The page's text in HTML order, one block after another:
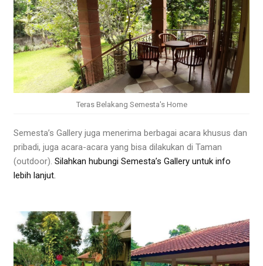
Teras Belakang Semesta's Home
Semesta’s Gallery juga menerima berbagai acara khusus dan
pribadi, juga acara-acara yang bisa dilakukan di Taman
(outdoor).Silahkan hubungi Semesta’s Gallery untuk info
lebih lanjut.